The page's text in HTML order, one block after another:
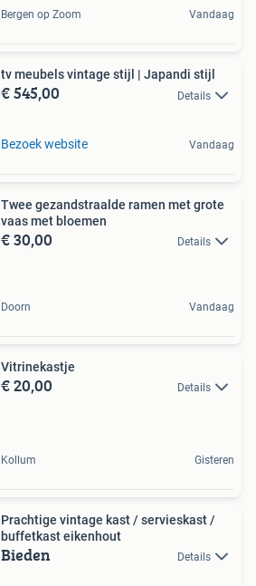
Bergen op Zoom Vandaag
tv meubels vintage stijl | Japandi stijl
€ 545,00 Details
Bezoek website Vandaag
Twee gezandstraalde ramen met grote
vaas met bloemen
€ 30,00 Details
Doorn Vandaag
Vitrinekastje
€ 20,00 Details
Kollum Gisteren
Prachtige vintage kast / servieskast /
buffetkast eikenhout
Bieden Details